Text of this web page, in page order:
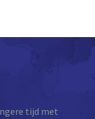
tijd met